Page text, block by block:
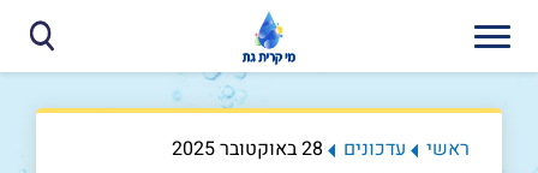
ראשי עדכונים 28 באוקטובר 2025